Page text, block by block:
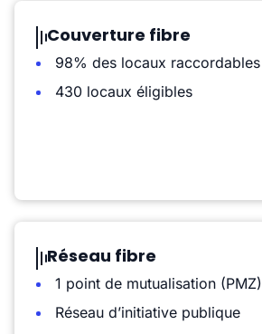
Couverture fibre
98% des locaux raccordables
430 locaux éligibles
Réseau fibre
1 point de mutualisation (PMZ)
Réseau d’initiative publique